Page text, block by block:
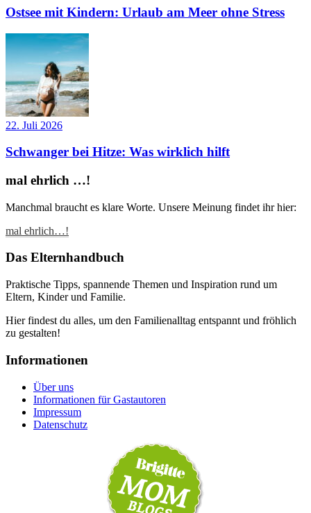
Ostsee mit Kindern: Urlaub am Meer ohne Stress
22. Juli 2026
Schwanger bei Hitze: Was wirklich hilft
mal ehrlich …!
Manchmal braucht es klare Worte. Unsere Meinung findet ihr hier:
mal ehrlich…!
Das Elternhandbuch
Praktische Tipps, spannende Themen und Inspiration rund um
Eltern, Kinder und Familie.
Hier findest du alles, um den Familienalltag entspannt und fröhlich
zu gestalten!
Informationen
Über uns
Informationen für Gastautoren
Impressum
Datenschutz